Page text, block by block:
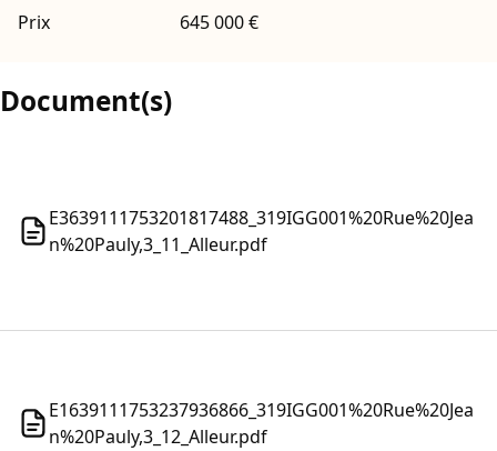
Prix 645 000 €
Document(s)
E3639111753201817488_319IGG001%20Rue%20Jea
n%20Pauly,3_11_Alleur.pdf
E1639111753237936866_319IGG001%20Rue%20Jea
n%20Pauly,3_12_Alleur.pdf